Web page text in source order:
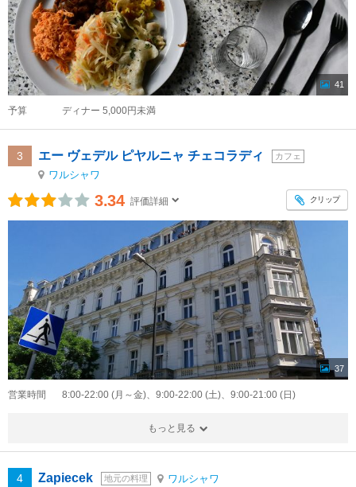
41
予算 ディナー 5,000円未満
3 エー ヴェデル ピヤルニャ チェコラディ カフェ
ワルシャワ
3.34 評価詳細 クリップ
37
営業時間 8:00-22:00 (月～金)、9:00-22:00 (土)、9:00-21:00 (日)
もっと見る
4 Zapiecek 地元の料理 ワルシャワ